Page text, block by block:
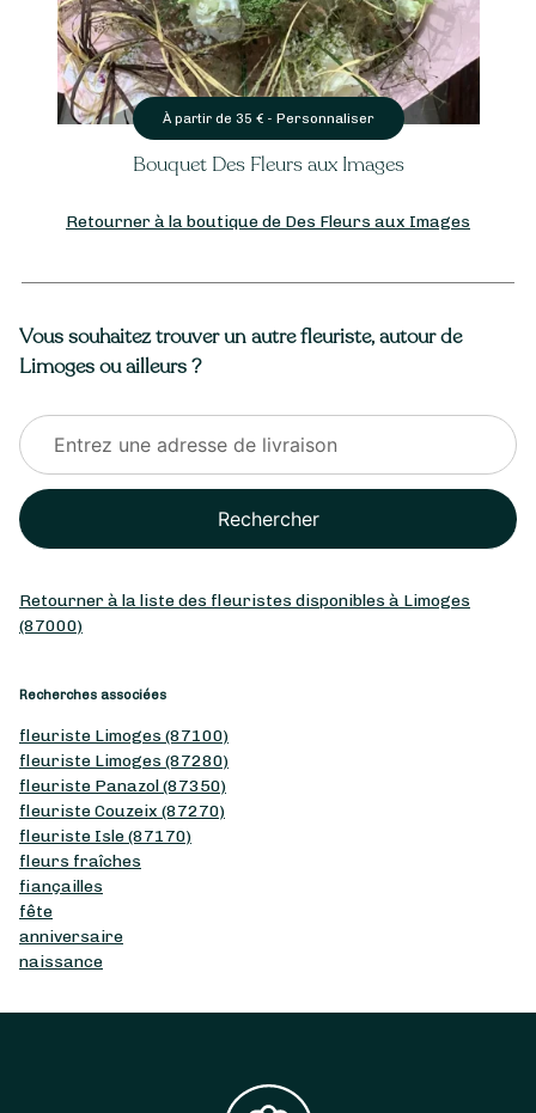
À partir de35€ -Personnaliser
Bouquet de Deuil
Retourner à la boutique de Des Fleurs aux Images
Vous souhaitez trouver un autre fleuriste, autour de
Limoges ou ailleurs ?
Rechercher
Retourner à la liste des fleuristes disponibles à Limoges
(87000)
Recherches associées
fleuriste Limoges (87100)
fleuriste Limoges (87280)
fleuriste Panazol (87350)
fleuriste Couzeix (87270)
fleuriste Isle (87170)
fleurs fraîches
fiançailles
fête
anniversaire
naissance